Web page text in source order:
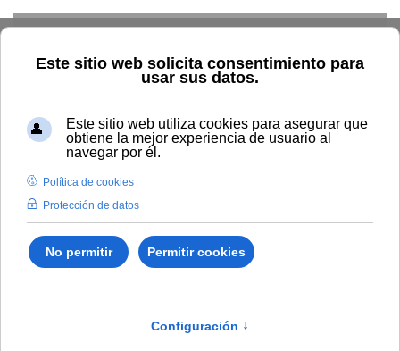
Propuesta provisional de
adjudicación y denegación
de ayudas para la
asistencia a las
componen la